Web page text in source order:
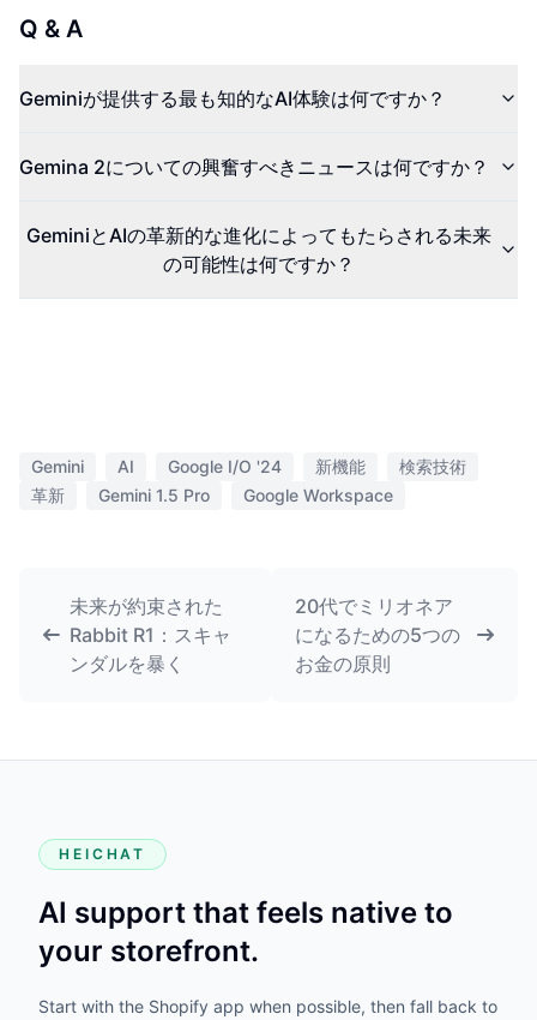
Q & A
Geminiが提供する最も知的なAI体験は何ですか？
Gemina 2についての興奮すべきニュースは何ですか？
GeminiとAIの革新的な進化によってもたらされる未来
の可能性は何ですか？
Gemini AI Google I/O '24 新機能
検索技術
革新
Gemini 1.5 Pro Google Workspace
未来が約束された
Rabbit R1：スキャ
ンダルを暴く
20代でミリオネア
になるための5つの
お金の原則
HEICHAT
AI support that feels native to
your storefront.
Start with the Shopify app when possible, then fall back to